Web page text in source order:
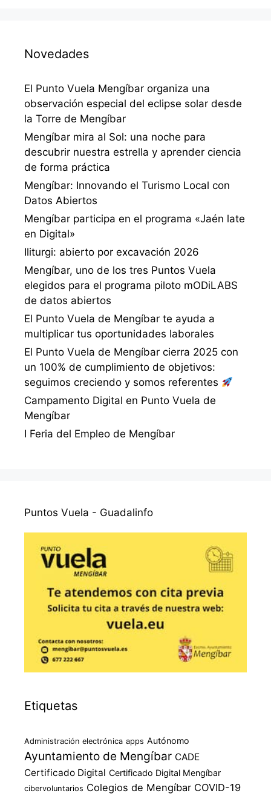
Novedades
El Punto Vuela Mengíbar organiza una
observación especial del eclipse solar desde
la Torre de Mengíbar
Mengíbar mira al Sol: una noche para
descubrir nuestra estrella y aprender ciencia
de forma práctica
Mengíbar: Innovando el Turismo Local con
Datos Abiertos
Mengíbar participa en el programa «Jaén late
en Digital»
Iliturgi: abierto por excavación 2026
Mengíbar, uno de los tres Puntos Vuela
elegidos para el programa piloto mODiLABS
de datos abiertos
El Punto Vuela de Mengíbar te ayuda a
multiplicar tus oportunidades laborales
El Punto Vuela de Mengíbar cierra 2025 con
un 100% de cumplimiento de objetivos:
seguimos creciendo y somos referentes
Campamento Digital en Punto Vuela de
Mengíbar
I Feria del Empleo de Mengíbar
Puntos Vuela - Guadalinfo
Etiquetas
Administración electrónica apps Autónomo
Ayuntamiento de Mengíbar CADE
Certificado Digital Certificado Digital Mengíbar
cibervoluntarios Colegios de Mengíbar COVID-19